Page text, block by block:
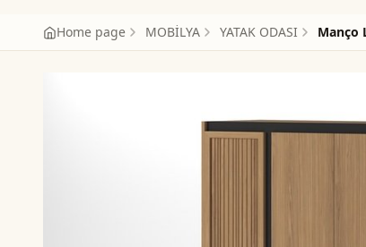
Home page MOBİLYA YATAK ODASI Manço